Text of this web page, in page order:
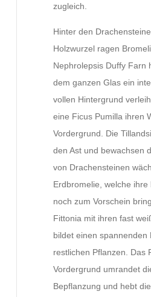
zugleich.
Hinter den
Holzwurzel ragen
Nephrolepsis Duffy Farn
dem ganzen Glas ein
vollen Hintergrund
eine Ficus Pumilla ihren
Vordergrund. Die
den Ast und bewachsen
von Drachensteinen
Erdbromelie, welche ihre
noch zum Vorschein
Fittonia mit ihren fast
bildet einen spannenden
restlichen Pflanzen. Das
Vordergrund umrandet
Bepflanzung und hebt